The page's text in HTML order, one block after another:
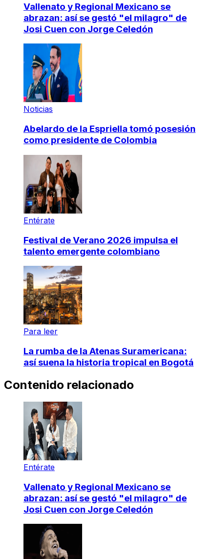
Vallenato y Regional Mexicano se
abrazan: así se gestó "el milagro" de
Josi Cuen con Jorge Celedón
Noticias
Abelardo de la Espriella tomó posesión
como presidente de Colombia
Entérate
Festival de Verano 2026 impulsa el
talento emergente colombiano
Para leer
La rumba de la Atenas Suramericana:
así suena la historia tropical en Bogotá
Contenido relacionado
Entérate
Vallenato y Regional Mexicano se
abrazan: así se gestó "el milagro" de
Josi Cuen con Jorge Celedón